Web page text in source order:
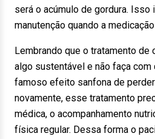
será o acúmulo de gordura. Isso
manutenção quando a
Lembrando que o tratamento de
algo sustentável e não faça com
famoso efeito sanfona de
novamente, esse tratamento
médica, o acompanhamento
física regular. Dessa forma o